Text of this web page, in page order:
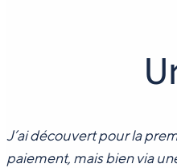
J’ai découvert pour la
paiement, mais bien via